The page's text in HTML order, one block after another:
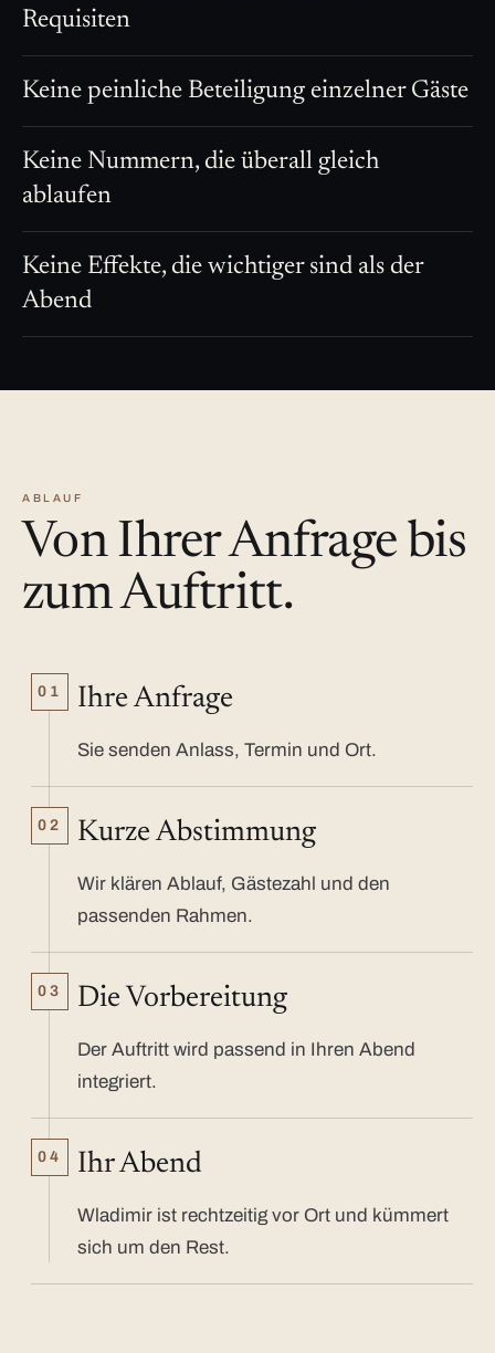
Requisiten
Keine peinliche Beteiligung einzelner Gäste
Keine Nummern, die überall gleich
ablaufen
Keine Effekte, die wichtiger sind als der
Abend
ABLAUF
Von Ihrer Anfrage bis
zum Auftritt.
01 Ihre Anfrage
Sie senden Anlass, Termin und Ort.
02 Kurze Abstimmung
Wir klären Ablauf, Gästezahl und den
passenden Rahmen.
03 Die Vorbereitung
Der Auftritt wird passend in Ihren Abend
integriert.
04 Ihr Abend
Wladimir ist rechtzeitig vor Ort und kümmert
sich um den Rest.